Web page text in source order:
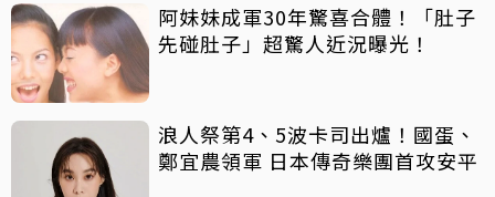
阿妹妹成軍30年驚喜合體！「肚子
先碰肚子」超驚人近況曝光！
浪人祭第4、5波卡司出爐！國蛋、
鄭宜農領軍 日本傳奇樂團首攻安平